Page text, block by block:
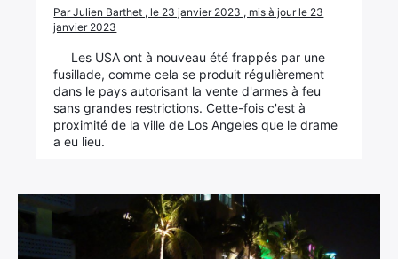
Par Julien Barthet , le 23 janvier 2023 , mis à jour le 23
janvier 2023
Les USA ont à nouveau été frappés par une
fusillade, comme cela se produit régulièrement
dans le pays autorisant la vente d'armes à feu
sans grandes restrictions. Cette-fois c'est à
proximité de la ville de Los Angeles que le drame
a eu lieu.